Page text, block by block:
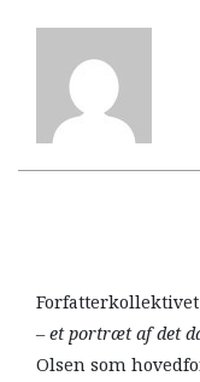
– et portræt af det
Olsen som